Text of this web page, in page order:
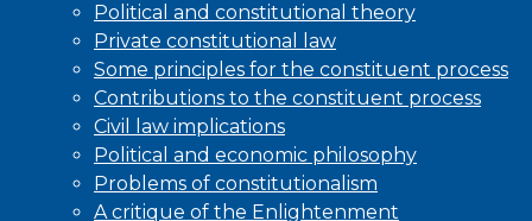
Political and constitutional theory
Private constitutional law
Some principles for the constituent process
Contributions to the constituent process
Civil law implications
Political and economic philosophy
Problems of constitutionalism
A critique of the Enlightenment